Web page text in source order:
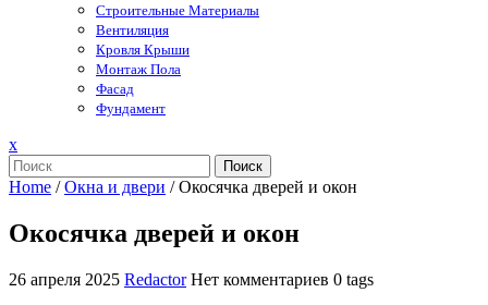
Строительные Материалы
Вентиляция
Кровля Крыши
Монтаж Пола
Фасад
Фундамент
xЗакрыть
меню
Поиск
Home /Окна и двери /Окосячка дверей и окон
Окосячка дверей и окон
26 апреля 2025 Redactor Нет комментариев 0 tags